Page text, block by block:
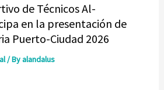
de Técnicos Al-
en la presentación de
Puerto-Ciudad 2026
/ Byalandalus